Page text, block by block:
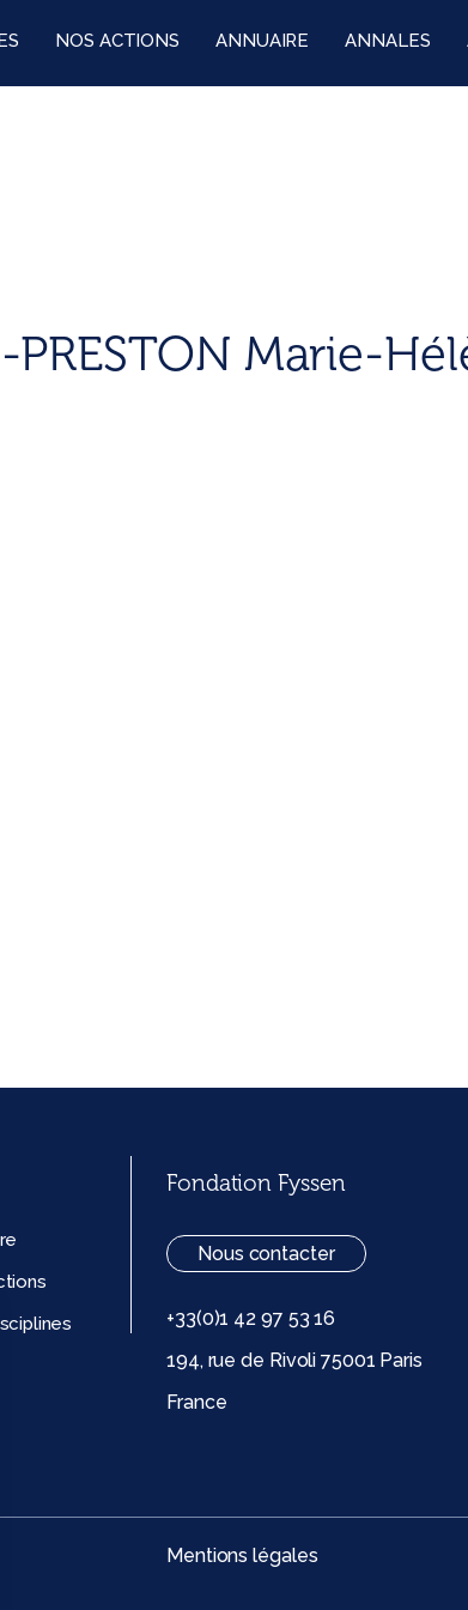
NOS ACTIONS ANNUAIRE ANNALES
PRESTON Marie-
Fondation Fyssen
Nous contacter
+33(0)1 42 97 53 16
194, rue de Rivoli 75001 Paris
France
Mentions légales